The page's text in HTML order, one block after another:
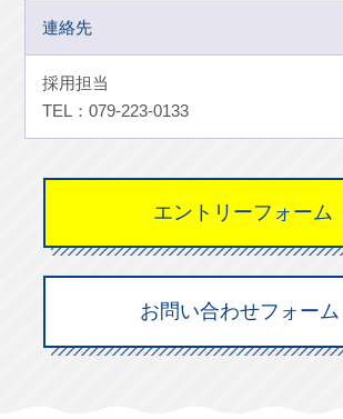
連絡先
採用担当
TEL：079-223-0133
エントリーフォーム
お問い合わせフォーム